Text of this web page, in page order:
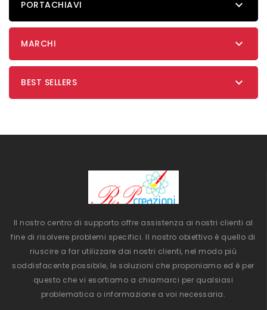
PORTACHIAVI 
MARCHI 
BEST SELLERS 
Il nostro centro di supporto offre assistenza ai nostri clienti al
fine di risolvere problemi specifici. Il nostro obiettivo è quello di
riuscire a far utilizzare dai nostri clienti, nel modo più
soddisfacente possibile, le soluzioni che proponiamo ed è per
questo che vi esortiamo a chiamarci per qualsiasi
problematica o informazione a voi necessaria.